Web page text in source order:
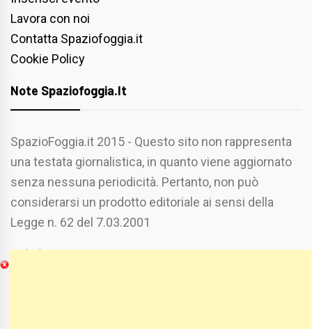
Lavora con noi
Contatta Spaziofoggia.it
Cookie Policy
Note Spaziofoggia.it
SpazioFoggia.it 2015 - Questo sito non rappresenta
una testata giornalistica, in quanto viene aggiornato
senza nessuna periodicità. Pertanto, non può
considerarsi un prodotto editoriale ai sensi della
Legge n. 62 del 7.03.2001
Chi Siamo